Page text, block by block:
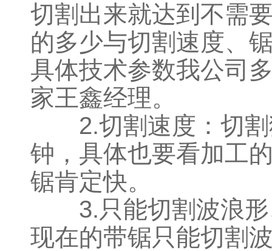
切割出来就达到不需
的多少与切割速度、
具体技术参数我公司
家王鑫经理。
2.切割速度：切割
钟，具体也要看加工
锯肯定快。
3.只能切割波浪形
现在的带锯只能切割